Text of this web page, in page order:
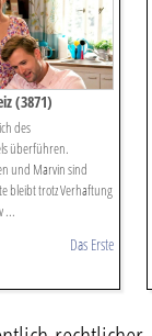
(3871)
des
überführen.
und Marvin sind
bleibt trotz Verhaftung
...
Das Erste